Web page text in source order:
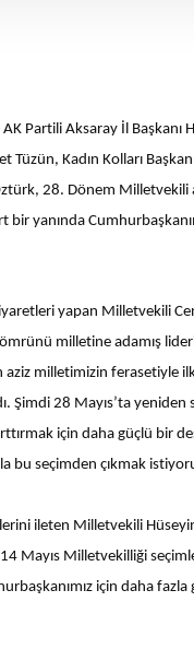
Partili Aksaray İl
Kadın Kolları
28. Dönem Milletvekili
yanında
yapan Milletvekili
milletine adamış
aziz milletimizin ferasetiyle
28 Mayıs’ta yeniden
için daha güçlü bir
bu seçimden çıkmak
ileten Milletvekili
Mayıs Milletvekilliği
için daha